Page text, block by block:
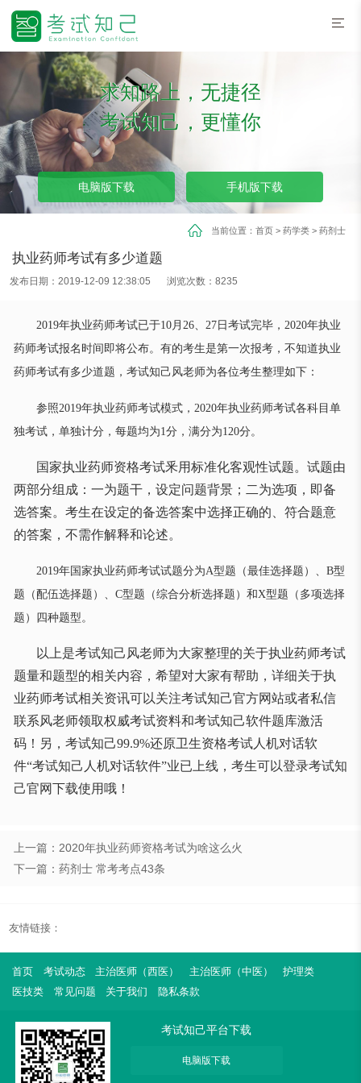
求知路上，无捷径
考试知己，更懂你
电脑版下载 手机版下载
当前位置： 首页> 药学类> 药剂士
执业药师考试有多少道题
发布日期：2019-12-09 12:38:05 浏览次数：8235
2019年执业药师考试已于10月26、27日 考试完毕， 2020年执业
药师考试报名时间即将公布。 有的考生是第一次报考，不知道执业
药师考试有多少道题， 考试知己风老师为各位考生整理如下：
参照2019年执业药师考试模式，2020年执业药师考试各科目单
独考试，单独计分，每题均为1分，满分为120分。
国家执业药师资格考试釆用标准化客观性试题。试题由
两部分组成：一为题干，设定问题背景；二为选项，即备
选答案。考生在设定的备选答案中选择正确的、符合题意
的答案，不需作解释和论述。
2019年国家执业药师考试试题分为A型题（最佳选择题）、B型
题（配伍选择题）、C型题（综合分析选择题）和X型题（多项选择
题）四种题型。
以上是考试知己风老师为大家整理的关于执业药师考试
题量和题型的相关内容 ，希望对大家有帮助， 详细关于执
业药师考试相关资讯可以关注考试知己官方网站或者私信
联系风老师领取权威考试资料和考试知己软件题库激活
码！ 另，考试知己99.9%还原卫生资格考试人机对话软
件“考试知己人机对话软件”业已上线，考生可以登录考试知
己官网下载使用哦！
上一篇：2020年执业药师资格考试为啥这么火
下一篇：药剂士 常考考点43条
友情链接：
首页 考试动态 主治医师（西医） 主治医师（中医）
护理类
医技类
常见问题 关于我们 隐私条款
考试知己平台下载
电脑版下载